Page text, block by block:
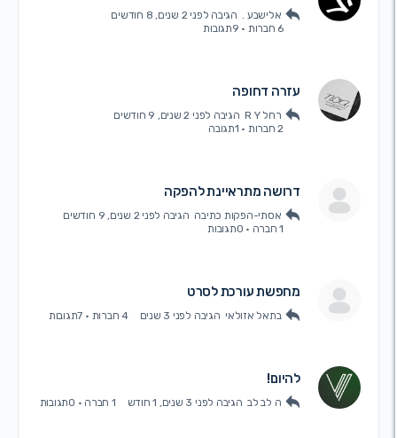
אלישבע . הגיבהלפני 2 שנים, 8 חודשים
9תגובות
עזרה דחופה
רחל R Y הגיבהלפני 2 שנים, 9 חודשים
1תגובה
דרושה מתראיינת להפקה
אסתי-הפקות כתיבה הגיבהלפני 2 שנים, 9 חודשים
0תגובות
מחפשת עורכת לסרט
בתאל אזולאי הגיבהלפני 3 שנים 4 חברות 7תגובות
להיום!
ה לב לב הגיבה לפני 3 שנים, 1 חודש 1 חברה 0תגובות